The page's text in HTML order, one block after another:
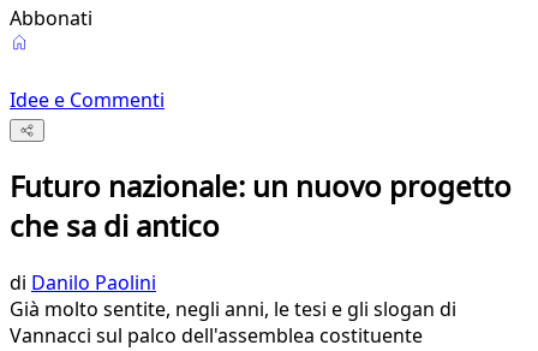
Abbonati
Idee e Commenti
Futuro nazionale: un nuovo progetto
che sa di antico
di Danilo Paolini
Già molto sentite, negli anni, le tesi e gli slogan di
Vannacci sul palco dell'assemblea costituente